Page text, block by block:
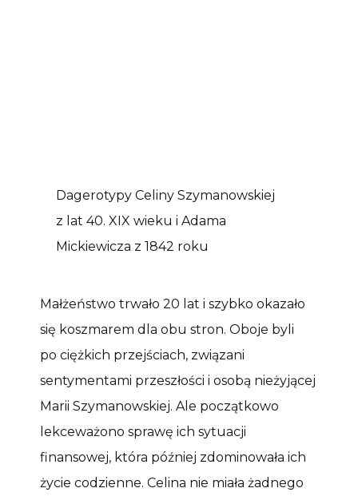
Dagerotypy Celiny Szymanowskiej
z lat 40. XIX wieku i Adama
Mickiewicza z 1842 roku
Małżeństwo trwało 20 lat i szybko okazało
się koszmarem dla obu stron. Oboje byli
po ciężkich przejściach, związani
sentymentami przeszłości i osobą nieżyjącej
Marii Szymanowskiej. Ale początkowo
lekceważono sprawę ich sytuacji
finansowej, która później zdominowała ich
życie codzienne. Celina nie miała żadnego